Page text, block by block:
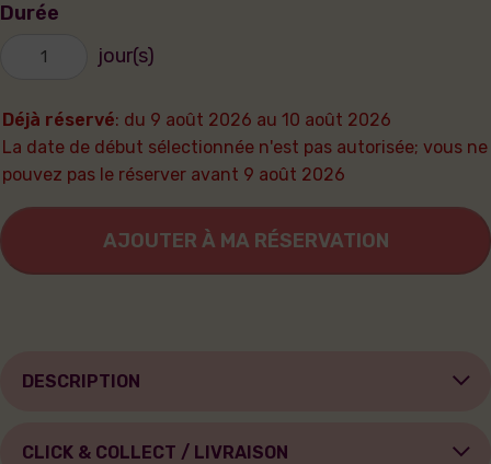
Durée
jour(s)
Déjà réservé: du 9 août 2026 au 10 août 2026
La date de début sélectionnée n'est pas autorisée; vous ne
pouvez pas le réserver avant 9 août 2026
AJOUTER À MA RÉSERVATION
DESCRIPTION
CLICK & COLLECT / LIVRAISON